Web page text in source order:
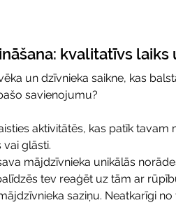
kvalitatīvs laiks
un dzīvnieka saikne, kas
savienojumu?
aktivitātēs, kas patīk tavam
vai glāsti.
mājdzīvnieka unikālās
tev reaģēt uz tām ar
saziņu. Neatkarīgi no